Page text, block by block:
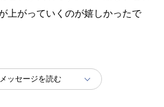
上がっていくのが嬉しかったで
メッセージを読む